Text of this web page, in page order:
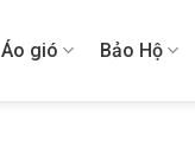
Áo gió Bảo Hộ